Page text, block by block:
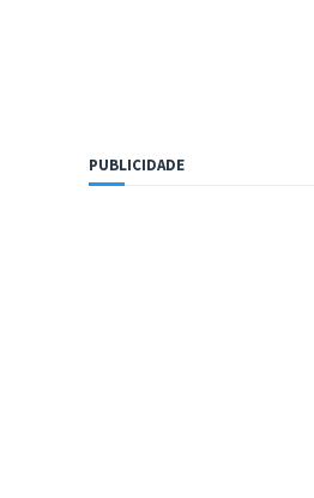
PUBLICIDADE